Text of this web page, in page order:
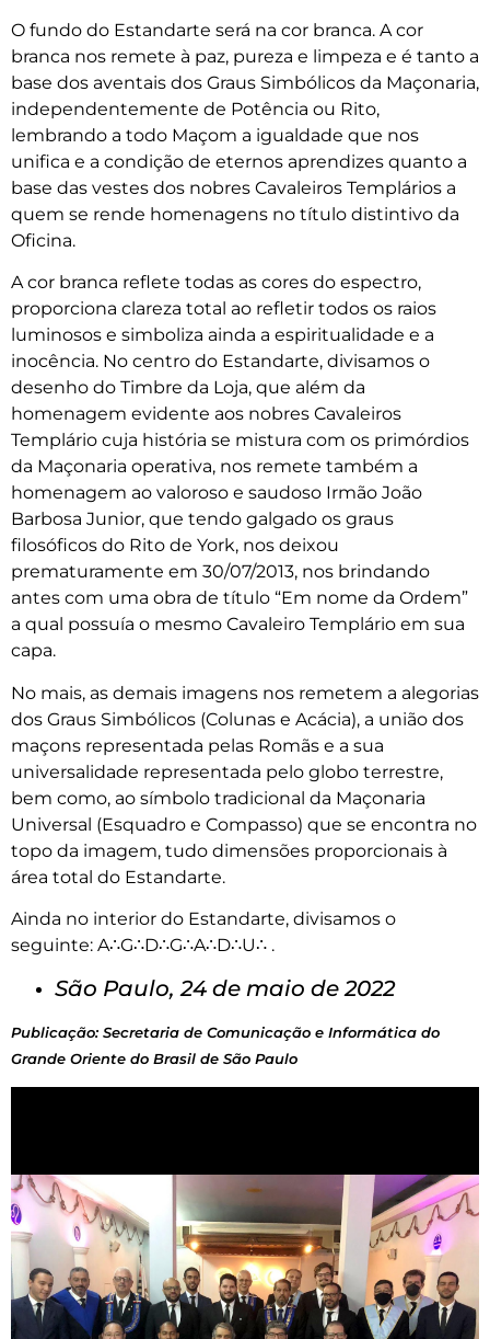
O fundo do Estandarte será na cor branca. A cor
branca nos remete à paz, pureza e limpeza e é tanto a
base dos aventais dos Graus Simbólicos da Maçonaria,
independentemente de Potência ou Rito,
lembrando a todo Maçom a igualdade que nos
unifica e a condição de eternos aprendizes quanto a
base das vestes dos nobres Cavaleiros Templários a
quem se rende homenagens no título distintivo da
Oficina.
A cor branca reflete todas as cores do espectro,
proporciona clareza total ao refletir todos os raios
luminosos e simboliza ainda a espiritualidade e a
inocência. No centro do Estandarte, divisamos o
desenho do Timbre da Loja, que além da
homenagem evidente aos nobres Cavaleiros
Templário cuja história se mistura com os primórdios
da Maçonaria operativa, nos remete também a
homenagem ao valoroso e saudoso Irmão João
Barbosa Junior, que tendo galgado os graus
filosóficos do Rito de York, nos deixou
prematuramente em 30/07/2013, nos brindando
antes com uma obra de título “Em nome da Ordem”
a qual possuía o mesmo Cavaleiro Templário em sua
capa.
No mais, as demais imagens nos remetem a alegorias
dos Graus Simbólicos (Colunas e Acácia), a união dos
maçons representada pelas Romãs e a sua
universalidade representada pelo globo terrestre,
bem como, ao símbolo tradicional da Maçonaria
Universal (Esquadro e Compasso) que se encontra no
topo da imagem, tudo dimensões proporcionais à
área total do Estandarte.
Ainda no interior do Estandarte, divisamos o
seguinte: A∴G∴D∴G∴A∴D∴U∴ .
São Paulo, 24 de maio de 2022
Publicação: Secretaria de Comunicação e Informática do
Grande Oriente do Brasil de São Paulo